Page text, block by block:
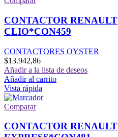
CONTACTOR RENAULT
CLIO*CON459
CONTACTORES OYSTER
$13.942,86
Añadir a la lista de deseos
Añadir al carrito
Vista rápida
Comparar
CONTACTOR RENAULT